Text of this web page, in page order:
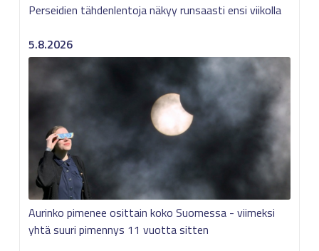
Perseidien tähdenlentoja näkyy runsaasti ensi viikolla
5.8.2026
Aurinko pimenee osittain koko Suomessa - viimeksi
yhtä suuri pimennys 11 vuotta sitten